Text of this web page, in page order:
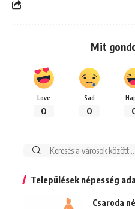
Mit
Love
0
Sad
0
Keresés:
Települések népesség
Csaroda